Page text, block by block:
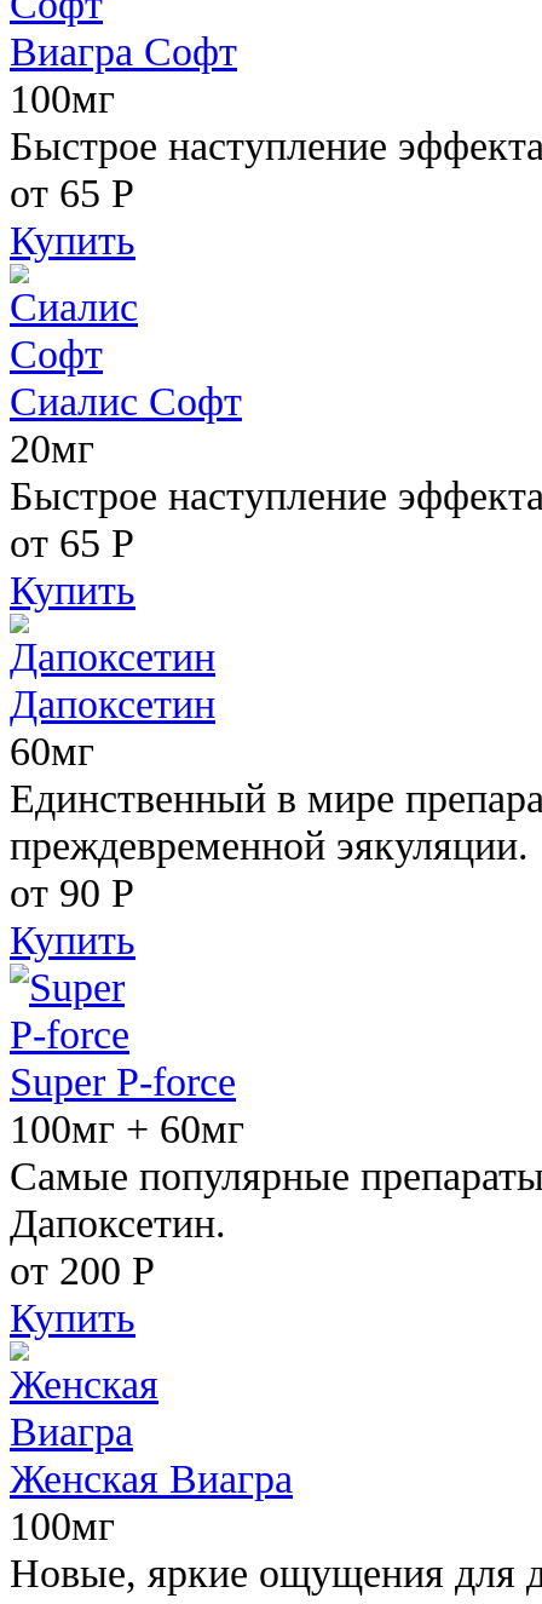
Виагра Софт
100мг
Быстрое наступление
от 65 Р
Купить
Сиалис Софт
20мг
Быстрое наступление
от 65 Р
Купить
Дапоксетин
60мг
Единственный в мире
преждевременной эякуляции.
от 90 Р
Купить
Super P-force
100мг + 60мг
Самые популярные
Дапоксетин.
от 200 Р
Купить
Женская Виагра
100мг
Новые, яркие ощущения для